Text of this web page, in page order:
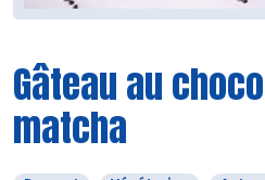
Gâteau au
matcha